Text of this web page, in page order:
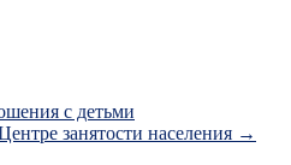
с детьми
занятости населения →